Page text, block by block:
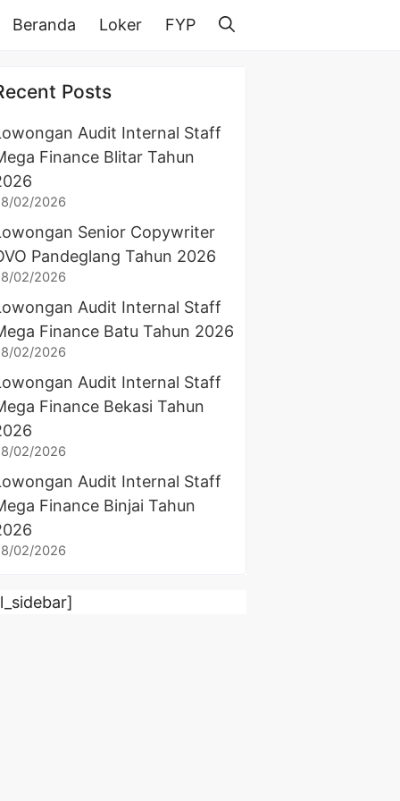
Beranda Loker FYP
Posts
Audit Internal Staff
Finance Blitar Tahun
02/2026
Senior Copywriter
Pandeglang Tahun 2026
02/2026
Audit Internal Staff
Finance Batu Tahun 2026
02/2026
Audit Internal Staff
Finance Bekasi Tahun
02/2026
Audit Internal Staff
Finance Binjai Tahun
02/2026